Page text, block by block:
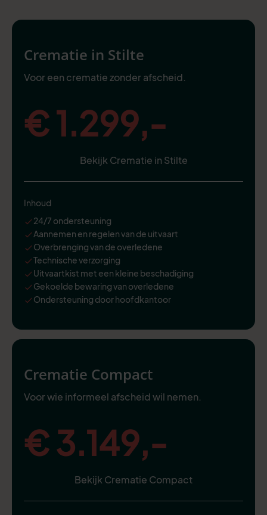
Crematie in Stilte
Voor een crematie zonder afscheid.
€ 1.299,-
Bekijk Crematie in Stilte
Inhoud
24/7 ondersteuning
Aannemen en regelen van de uitvaart
Overbrenging van de overledene
Technische verzorging
Uitvaartkist met een kleine beschadiging
Gekoelde bewaring van overledene
Ondersteuning door hoofdkantoor
Crematie Compact
Voor wie informeel afscheid wil nemen.
€ 3.149,-
Bekijk Crematie Compact